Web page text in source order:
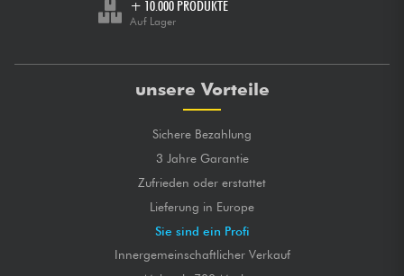
+ 10.000 PRODUKTE
Auf Lager
unsere Vorteile
Sichere Bezahlung
3 Jahre Garantie
Zufrieden oder erstattet
Lieferung in Europe
Sie sind ein Profi
Innergemeinschaftlicher Verkauf